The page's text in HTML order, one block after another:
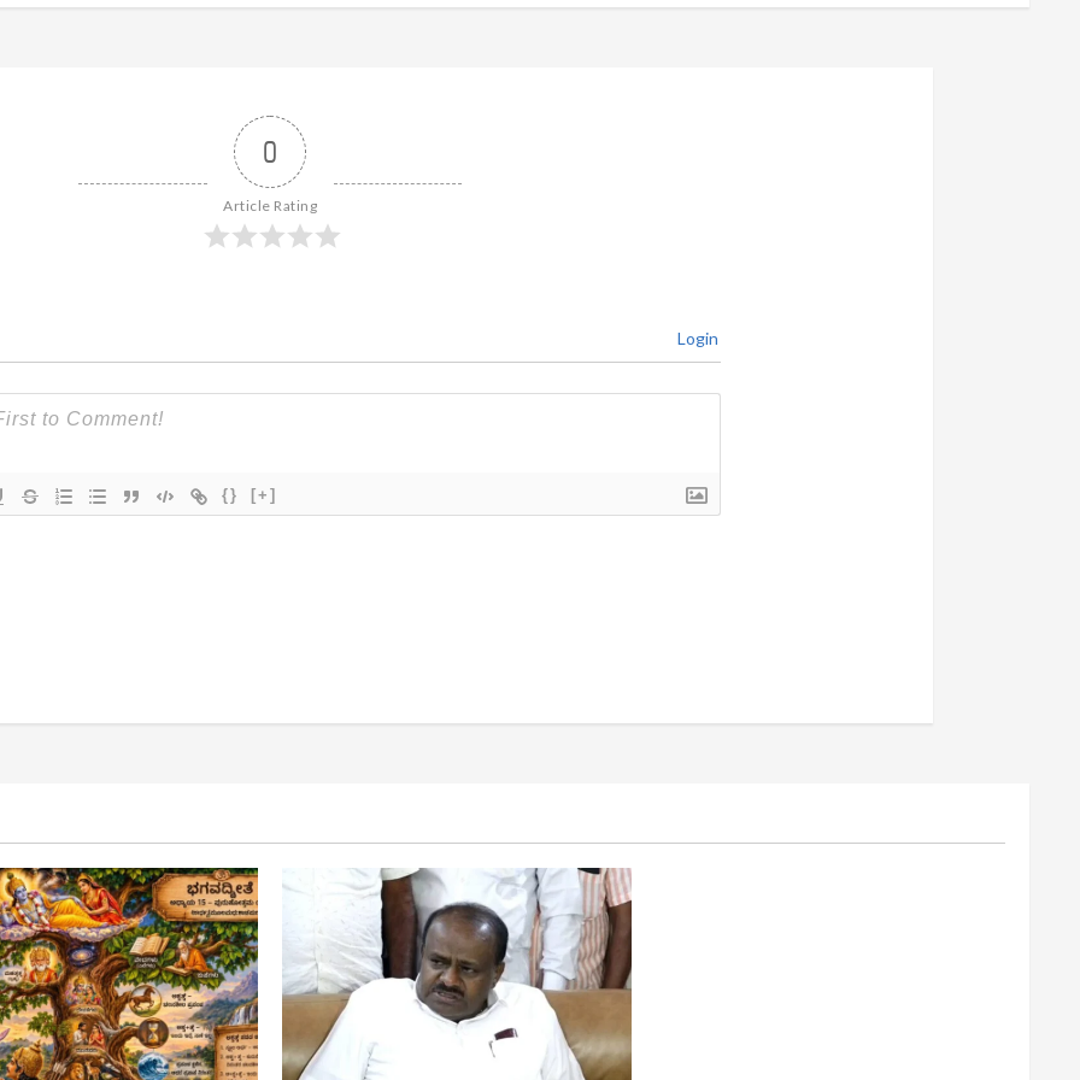
0
Article Rating
Login
{} [+]